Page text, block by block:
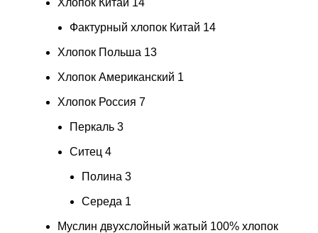
Фактурный хлопок Китай 14
Хлопок Польша 13
Хлопок Американский 1
Хлопок Россия 7
Перкаль 3
Ситец 4
Полина 3
Середа 1
Муслин двухслойный жатый 100% хлопок